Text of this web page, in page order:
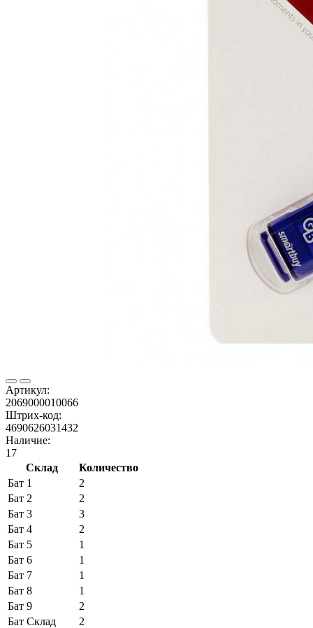
Артикул:
2069000010066
Штрих-код:
4690626031432
Наличие:
17
Склад
Количество
Бат 1
2
Бат 2
2
Бат 3
3
Бат 4
2
Бат 5
1
Бат 6
1
Бат 7
1
Бат 8
1
Бат 9
2
Бат Склад
2